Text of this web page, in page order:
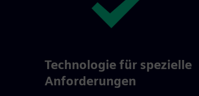
Technologie für spezielle
Anforderungen